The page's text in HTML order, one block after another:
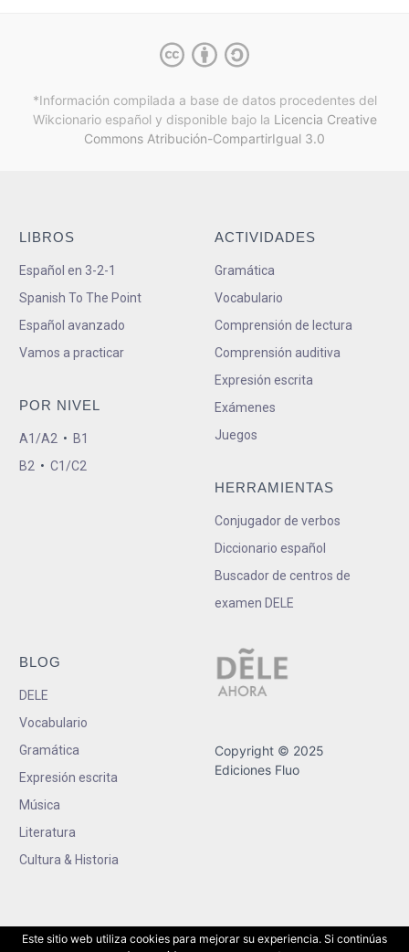
*Información compilada a base de datos procedentes del
Wikcionario español y disponible bajo la Licencia Creative
Commons Atribución-CompartirIgual 3.0
LIBROS
Español en 3-2-1
Spanish To The Point
Español avanzado
Vamos a practicar
POR NIVEL
A1/A2 • B1
B2 • C1/C2
ACTIVIDADES
Gramática
Vocabulario
Comprensión de lectura
Comprensión auditiva
Expresión escrita
Exámenes
Juegos
HERRAMIENTAS
Conjugador de verbos
Diccionario español
Buscador de centros de
examen DELE
BLOG
DELE
Vocabulario
Gramática
Expresión escrita
Música
Literatura
Cultura & Historia
Copyright © 2025
Ediciones Fluo
Este sitio web utiliza cookies para mejorar su experiencia. Si continúas